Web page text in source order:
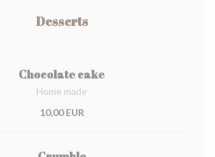
Desserts
Chocolate cake
Home made
10,00 EUR